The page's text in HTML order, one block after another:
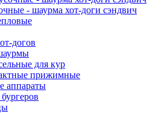
- шаурма хот-доги сэндвич
догов
для кур
прижимные
аппараты